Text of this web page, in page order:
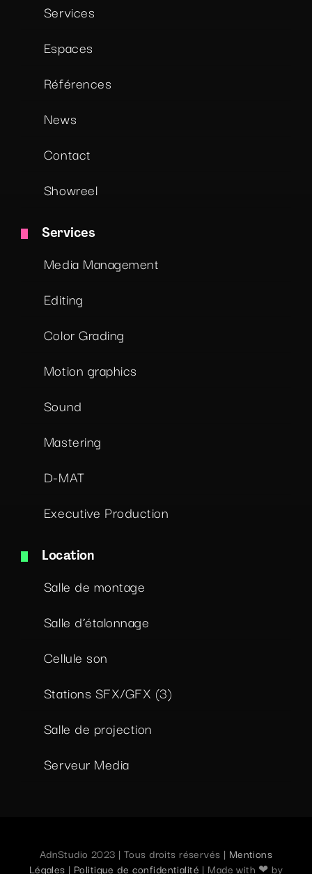
Services
Espaces
Références
News
Contact
Showreel
Services
Media Management
Editing
Color Grading
Motion graphics
Sound
Mastering
D-MAT
Executive Production
Location
Salle de montage
Salle d’étalonnage
Cellule son
Stations SFX/GFX (3)
Salle de projection
Serveur Media
AdnStudio 2023 | Tous droits réservés | Mentions
Légales | Politique de confidentialité | Made with ❤ by